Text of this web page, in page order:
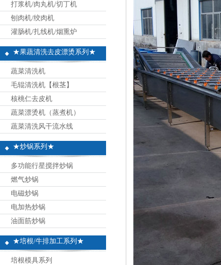
打浆机/肉丸机/切丁机
刨肉机/绞肉机
灌肠机/扎线机/烟熏炉
★果蔬清洗去皮漂烫系列★
蔬菜清洗机
毛辊清洗机【根茎】
核桃仁去皮机
蔬菜漂烫机（蒸煮机）
蔬菜清洗风干流水线
★炒锅系列★
多功能行星搅拌炒锅
燃气炒锅
电磁炒锅
电加热炒锅
油面筋炒锅
★培根/牛排加工系列★
培根模具系列